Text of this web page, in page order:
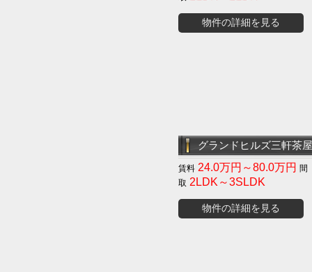
物件の詳細を見る
グランドヒルズ三軒茶
24.0万円～80.0万円
2LDK～3SLDK
物件の詳細を見る